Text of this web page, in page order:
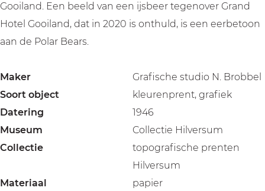
Gooiland. Een beeld van een ijsbeer tegenover Grand
Hotel Gooiland, dat in 2020 is onthuld, is een eerbetoon
aan de Polar Bears.
Maker
Grafische studio N. Brobbel
Soort object
kleurenprent, grafiek
Datering
1946
Museum
Collectie Hilversum
Collectie
topografische prenten
Hilversum
Materiaal
papier